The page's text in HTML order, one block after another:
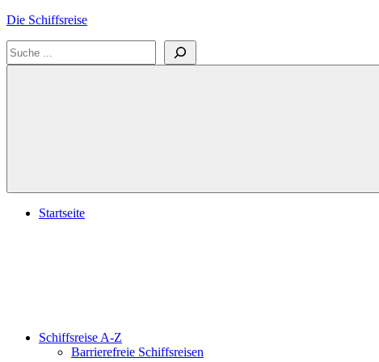
Zum
springen
Die Schiffsreise
Literatur-
Suchen
Startseite
Schiffsreise A-Z
Barrierefreie Schiffsreisen